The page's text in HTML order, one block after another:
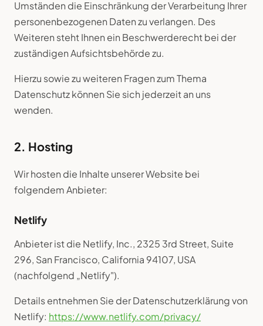
Umständen die Einschränkung der Verarbeitung Ihrer
personenbezogenen Daten zu verlangen. Des
Weiteren steht Ihnen ein Beschwerderecht bei der
zuständigen Aufsichtsbehörde zu.
Hierzu sowie zu weiteren Fragen zum Thema
Datenschutz können Sie sich jederzeit an uns
wenden.
2. Hosting
Wir hosten die Inhalte unserer Website bei
folgendem Anbieter:
Netlify
Anbieter ist die Netlify, Inc., 2325 3rd Street, Suite
296, San Francisco, California 94107, USA
(nachfolgend „Netlify").
Details entnehmen Sie der Datenschutzerklärung von
Netlify: https://www.netlify.com/privacy/